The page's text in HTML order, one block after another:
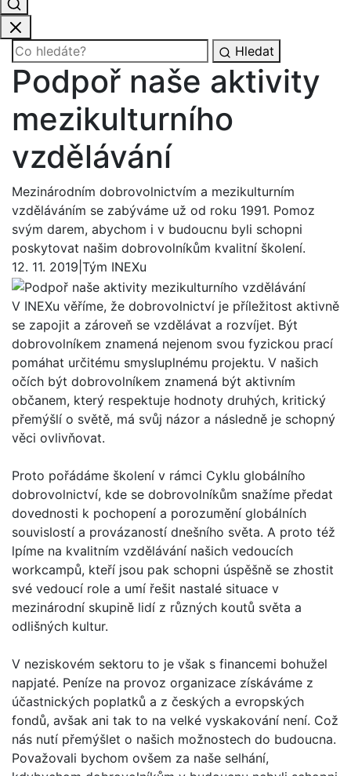
Hledat
Podpoř naše aktivity
mezikulturního
vzdělávání
Mezinárodním dobrovolnictvím a mezikulturním
vzděláváním se zabýváme už od roku 1991. Pomoz
svým darem, abychom i v budoucnu byli schopni
poskytovat našim dobrovolníkům kvalitní školení.
12. 11. 2019 Tým INEXu
V INEXu věříme, že dobrovolnictví je příležitost aktivně
se zapojit a zároveň se vzdělávat a rozvíjet. Být
dobrovolníkem znamená nejenom svou fyzickou prací
pomáhat určitému smysluplnému projektu. V našich
očích být dobrovolníkem znamená být aktivním
občanem, který respektuje hodnoty druhých, kritický
přemýšlí o světě, má svůj názor a následně je schopný
věci ovlivňovat.
Proto pořádáme školení v rámci Cyklu globálního
dobrovolnictví, kde se dobrovolníkům snažíme předat
dovednosti k pochopení a porozumění globálních
souvislostí a provázaností dnešního světa. A proto též
lpíme na kvalitním vzdělávání našich vedoucích
workcampů, kteří jsou pak schopni úspěšně se zhostit
své vedoucí role a umí řešit nastalé situace v
mezinárodní skupině lidí z různých koutů světa a
odlišných kultur.
V neziskovém sektoru to je však s financemi bohužel
napjaté. Peníze na provoz organizace získáváme z
účastnických poplatků a z českých a evropských
fondů, avšak ani tak to na velké vyskakování není. Což
nás nutí přemýšlet o našich možnostech do budoucna.
Považovali bychom ovšem za naše selhání,